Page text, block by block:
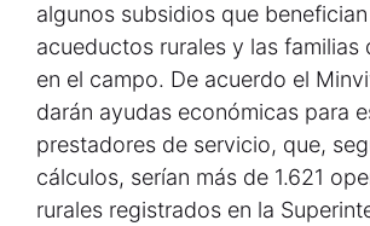
algunos subsidios que
acueductos rurales y las familias
en el campo. De acuerdo el
darán ayudas económicas para
prestadores de servicio, que,
cálculos, serían más de 1.621
rurales registrados en la